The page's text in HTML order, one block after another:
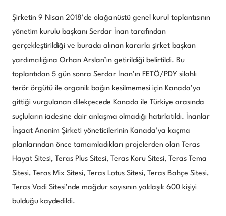
Şirketin 9 Nisan 2018’de olağanüstü genel kurul toplantısının
yönetim kurulu başkanı Serdar İnan tarafından
gerçekleştirildiği ve burada alınan kararla şirket başkan
yardımcılığına Orhan Arslan’ın getirildiği belirtildi. Bu
toplantıdan 5 gün sonra Serdar İnan’ın FETÖ/PDY silahlı
terör örgütü ile organik bağın kesilmemesi için Kanada’ya
gittiği vurgulanan dilekçecede Kanada ile Türkiye arasında
suçluların iadesine dair anlaşma olmadığı hatırlatıldı. İnanlar
İnşaat Anonim Şirketi yöneticilerinin Kanada’ya kaçma
planlarından önce tamamladıkları projelerden olan Teras
Hayat Sitesi, Teras Plus Sitesi, Teras Koru Sitesi, Teras Tema
Sitesi, Teras Mix Sitesi, Teras Lotus Sitesi, Teras Bahçe Sitesi,
Teras Vadi Sitesi’nde mağdur sayısının yaklaşık 600 kişiyi
bulduğu kaydedildi.